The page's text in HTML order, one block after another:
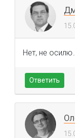
Нет, не
Ответить